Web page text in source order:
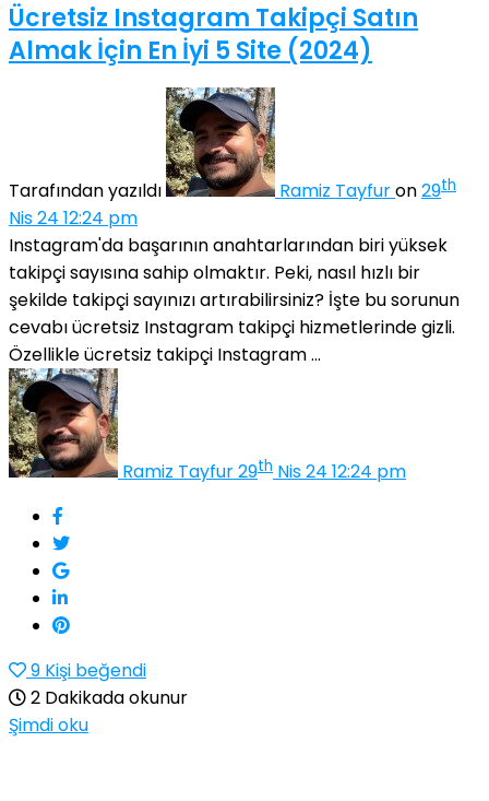
Ücretsiz Instagram Takipçi Satın
Almak İçin En İyi 5 Site (2024)
Tarafından yazıldı Ramiz Tayfuron29th
Nis 24 12:24 pm
Instagram'da başarının anahtarlarından biri yüksek
takipçi sayısına sahip olmaktır. Peki, nasıl hızlı bir
şekilde takipçi sayınızı artırabilirsiniz? İşte bu sorunun
cevabı ücretsiz Instagram takipçi hizmetlerinde gizli.
Özellikle ücretsiz takipçi Instagram ...
Ramiz Tayfur29th Nis 24 12:24 pm
9 Kişi beğendi
2 Dakikada okunur
Şimdi oku